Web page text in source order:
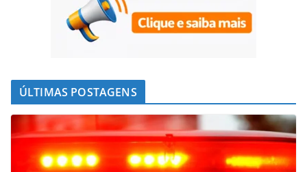
ÚLTIMAS POSTAGENS